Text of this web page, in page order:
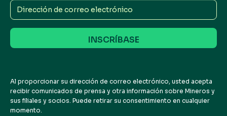
Dirección
de
correo
electrónico
Al proporcionar su dirección de correo electrónico, usted acepta
recibir comunicados de prensa y otra información sobre Mineros y
sus filiales y socios. Puede retirar su consentimiento en cualquier
momento.